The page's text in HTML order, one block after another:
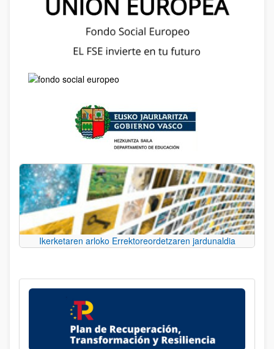
Ikerketaren arloko Errektoreordetzaren jardunaldia